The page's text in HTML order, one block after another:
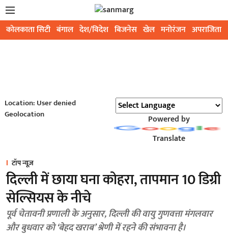
कोलकाता सिटी बंगाल देश/विदेश बिजनेस खेल मनोरंजन अपराजिता
Location: User denied
Geolocation
Powered by
Translate
टॉप न्यूज़
दिल्ली में छाया घना कोहरा, तापमान 10 डिग्री
सेल्सियस के नीचे
पूर्व चेतावनी प्रणाली के अनुसार, दिल्ली की वायु गुणवत्ता मंगलवार
और बुधवार को ‘बेहद खराब’ श्रेणी में रहने की संभावना है।